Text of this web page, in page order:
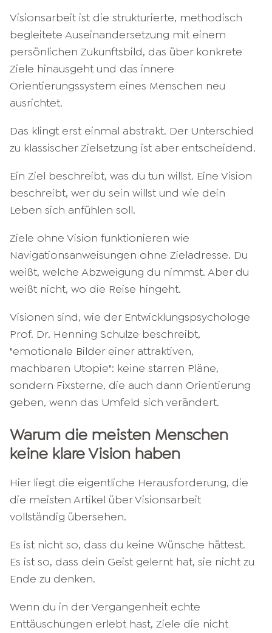
Visionsarbeit ist die strukturierte, methodisch
begleitete Auseinandersetzung mit einem
persönlichen Zukunftsbild, das über konkrete
Ziele hinausgeht und das innere
Orientierungssystem eines Menschen neu
ausrichtet.
Das klingt erst einmal abstrakt. Der Unterschied
zu klassischer Zielsetzung ist aber entscheidend.
Ein Ziel beschreibt, was du tun willst. Eine Vision
beschreibt, wer du sein willst und wie dein
Leben sich anfühlen soll.
Ziele ohne Vision funktionieren wie
Navigationsanweisungen ohne Zieladresse. Du
weißt, welche Abzweigung du nimmst. Aber du
weißt nicht, wo die Reise hingeht.
Visionen sind, wie der Entwicklungspsychologe
Prof. Dr. Henning Schulze beschreibt,
"emotionale Bilder einer attraktiven,
machbaren Utopie": keine starren Pläne,
sondern Fixsterne, die auch dann Orientierung
geben, wenn das Umfeld sich verändert.
Warum die meisten Menschen
keine klare Vision haben
Hier liegt die eigentliche Herausforderung, die
die meisten Artikel über Visionsarbeit
vollständig übersehen.
Es ist nicht so, dass du keine Wünsche hättest.
Es ist so, dass dein Geist gelernt hat, sie nicht zu
Ende zu denken.
Wenn du in der Vergangenheit echte
Enttäuschungen erlebt hast, Ziele die nicht